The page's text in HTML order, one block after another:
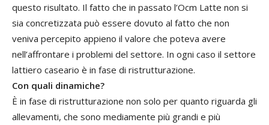
questo risultato. Il fatto che in passato l’Ocm Latte non si
sia concretizzata può essere dovuto al fatto che non
veniva percepito appieno il valore che poteva avere
nell’affrontare i problemi del settore. In ogni caso il settore
lattiero caseario è in fase di ristrutturazione.
Con quali dinamiche?
È in fase di ristrutturazione non solo per quanto riguarda gli
allevamenti, che sono mediamente più grandi e più